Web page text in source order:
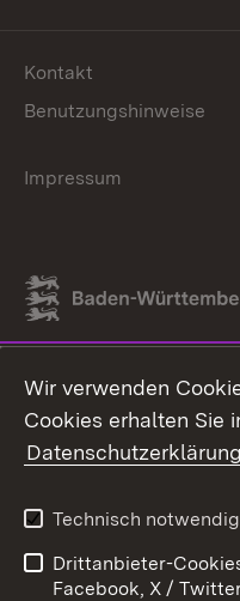
Link zum Landesportal
Kontakt
Benutzungshinweise
Impressum
Wir verwenden
Cookies erhalten Sie
Datenschutzerklärung
Technisch
Drittanbieter-
Facebook, X /